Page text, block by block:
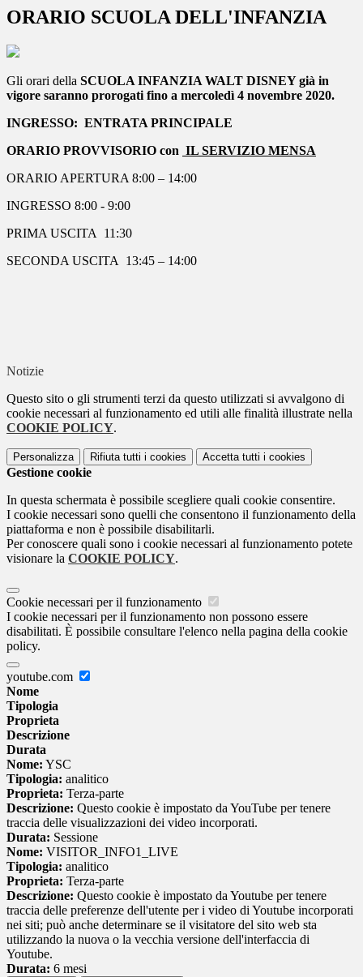
ORARIO SCUOLA DELL'INFANZIA
Gli orari della SCUOLA INFANZIA WALT DISNEY già in
vigore saranno prorogati fino a mercoledì 4 novembre 2020.
INGRESSO: ENTRATA PRINCIPALE
ORARIO PROVVISORIO con IL SERVIZIO MENSA
ORARIO APERTURA 8:00 – 14:00
INGRESSO 8:00 - 9:00
PRIMA USCITA 11:30
SECONDA USCITA 13:45 – 14:00
Notizie
Questo sito o gli strumenti terzi da questo utilizzati si avvalgono di
cookie necessari al funzionamento ed utili alle finalità illustrate nella
COOKIE POLICY.
Personalizza Rifiuta tutti i cookies Accetta tutti i cookies
Gestione cookie
In questa schermata è possibile scegliere quali cookie consentire.
I cookie necessari sono quelli che consentono il funzionamento della
piattaforma e non è possibile disabilitarli.
Per conoscere quali sono i cookie necessari al funzionamento potete
visionare la COOKIE POLICY.
Cookie necessari per il funzionamento
I cookie necessari per il funzionamento non possono essere
disabilitati. È possibile consultare l'elenco nella pagina della cookie
policy.
youtube.com
Nome
Tipologia
Proprieta
Descrizione
Durata
Nome: YSC
Tipologia: analitico
Proprieta: Terza-parte
Descrizione: Questo cookie è impostato da YouTube per tenere
traccia delle visualizzazioni dei video incorporati.
Durata: Sessione
Nome: VISITOR_INFO1_LIVE
Tipologia: analitico
Proprieta: Terza-parte
Descrizione: Questo cookie è impostato da Youtube per tenere
traccia delle preferenze dell'utente per i video di Youtube incorporati
nei siti; può anche determinare se il visitatore del sito web sta
utilizzando la nuova o la vecchia versione dell'interfaccia di
Youtube.
Durata: 6 mesi